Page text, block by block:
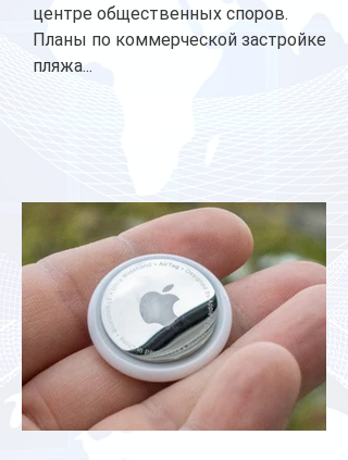
центре общественных споров.
Планы по коммерческой застройке
пляжа...